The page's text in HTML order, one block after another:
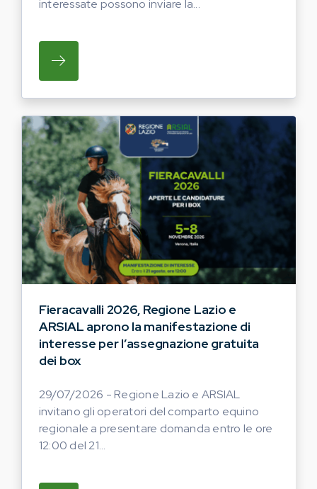
interessate possono inviare la...
SU REGIONE LAZIO E ARSIAL HANNO
Fieracavalli 2026, Regione Lazio e
ARSIAL aprono la manifestazione di
interesse per l’assegnazione gratuita
dei box
29/07/2026 - Regione Lazio e ARSIAL
invitano gli operatori del comparto equino
regionale a presentare domanda entro le ore
12:00 del 21...